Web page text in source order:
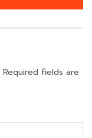
Required fields are